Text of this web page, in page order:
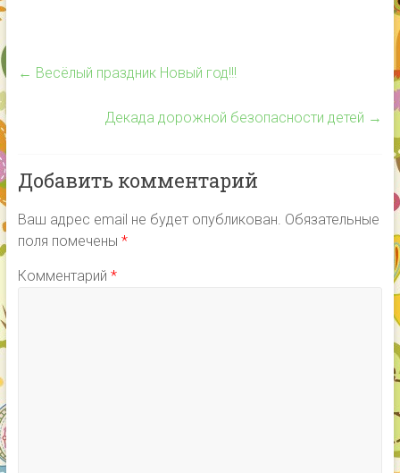
← Весёлый праздник Новый год!!!
Декада дорожной безопасности детей →
Добавить комментарий
Ваш адрес email не будет опубликован. Обязательные
поля помечены *
Комментарий *